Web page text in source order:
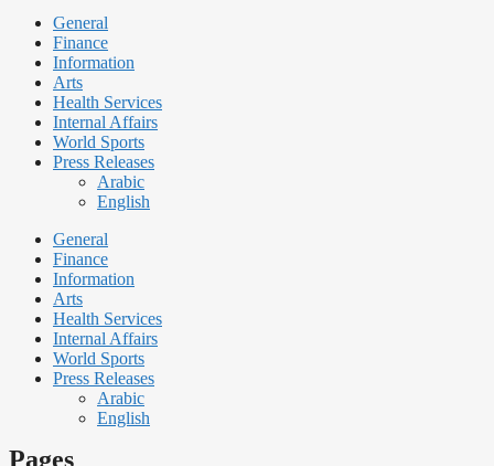
General
Finance
Information
Arts
Health Services
Internal Affairs
World Sports
Press Releases
Arabic
English
General
Finance
Information
Arts
Health Services
Internal Affairs
World Sports
Press Releases
Arabic
English
Pages